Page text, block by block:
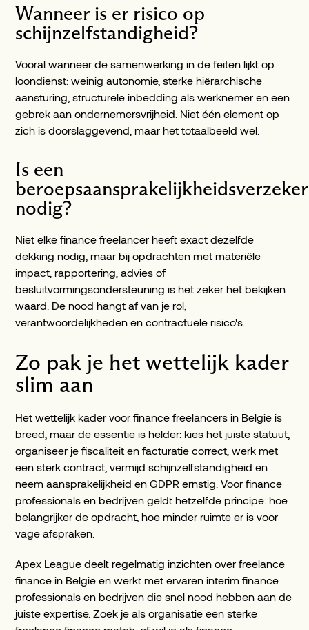
Wanneer is er risico op
schijnzelfstandigheid?
Vooral wanneer de samenwerking in de feiten lijkt op
loondienst: weinig autonomie, sterke hiërarchische
aansturing, structurele inbedding als werknemer en een
gebrek aan ondernemersvrijheid. Niet één element op
zich is doorslaggevend, maar het totaalbeeld wel.
Is een
nodig?
Niet elke finance freelancer heeft exact dezelfde
dekking nodig, maar bij opdrachten met materiële
impact, rapportering, advies of
besluitvormingsondersteuning is het zeker het bekijken
waard. De nood hangt af van je rol,
verantwoordelijkheden en contractuele risico's.
Zo pak je het wettelijk kader
slim aan
Het wettelijk kader voor finance freelancers in België is
breed, maar de essentie is helder: kies het juiste statuut,
organiseer je fiscaliteit en facturatie correct, werk met
een sterk contract, vermijd schijnzelfstandigheid en
neem aansprakelijkheid en GDPR ernstig. Voor finance
professionals en bedrijven geldt hetzelfde principe: hoe
belangrijker de opdracht, hoe minder ruimte er is voor
vage afspraken.
Apex League deelt regelmatig inzichten over freelance
finance in België en werkt met ervaren interim finance
professionals en bedrijven die snel nood hebben aan de
juiste expertise. Zoek je als organisatie een sterke